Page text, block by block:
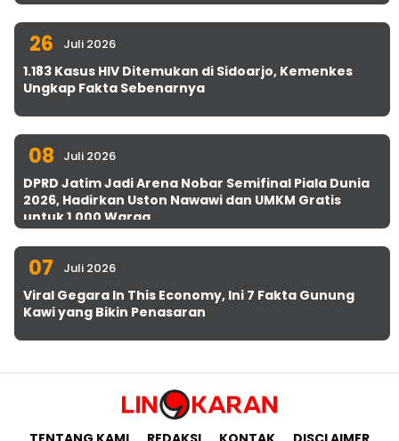
26 Juli 2026
1.183 Kasus HIV Ditemukan di Sidoarjo, Kemenkes
Ungkap Fakta Sebenarnya
08 Juli 2026
DPRD Jatim Jadi Arena Nobar Semifinal Piala Dunia
2026, Hadirkan Uston Nawawi dan UMKM Gratis
untuk 1.000 Warga
07 Juli 2026
Viral Gegara In This Economy, Ini 7 Fakta Gunung
Kawi yang Bikin Penasaran